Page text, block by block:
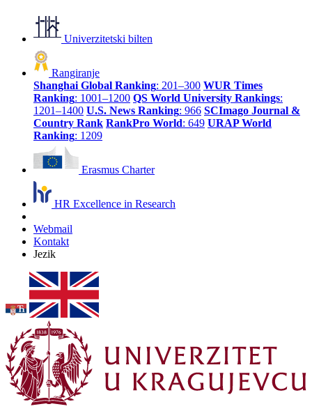
Univerzitetski bilten
Rangiranje
Shanghai Global Ranking: 201–300 WUR Times
Ranking: 1001–1200 QS World University Rankings:
1201–1400 U.S. News Ranking: 966 SCImago Journal &
Country Rank RankPro World: 649 URAP World
Ranking: 1209
Erasmus Charter
HR Excellence in Research
Webmail
Kontakt
Jezik